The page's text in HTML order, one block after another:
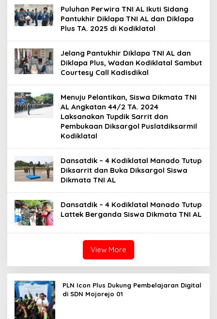
Puluhan Perwira TNI AL Ikuti Sidang
Pantukhir Diklapa TNI AL dan Diklapa
Plus TA. 2025 di Kodiklatal
Jelang Pantukhir Diklapa TNI AL dan
Diklapa Plus, Wadan Kodiklatal Sambut
Courtesy Call Kadisdikal
Menuju Pelantikan, Siswa Dikmata TNI
AL Angkatan 44/2 TA. 2024
Laksanakan Tupdik Sarrit dan
Pembukaan Diksargol Puslatdiksarmil
Kodiklatal
Dansatdik – 4 Kodiklatal Manado Tutup
Diksarrit dan Buka Diksargol Siswa
Dikmata TNI AL
Dansatdik – 4 Kodiklatal Manado Tutup
Lattek Berganda Siswa Dikmata TNI AL
View More
PLN Icon Plus Dukung Pembelajaran Digital
di SDN Mojorejo 01